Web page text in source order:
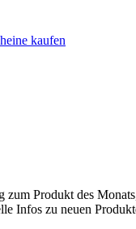
kaufen
zum Produkt des
Infos zu neuen